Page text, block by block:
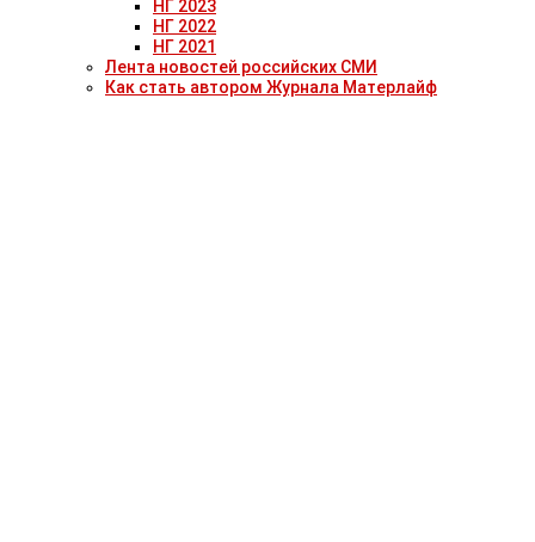
НГ 2023
НГ 2022
НГ 2021
Лента новостей российских СМИ
Как стать автором Журнала Матерлайф